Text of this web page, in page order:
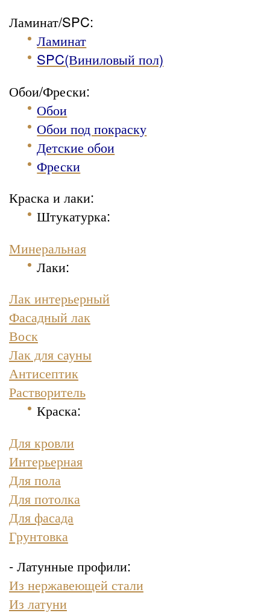
Ламинат/SPC:
Ламинат
SPC(Виниловый пол)
Обои/Фрески:
Обои
Обои под покраску
Детские обои
Фрески
Краска и лаки:
Штукатурка:
Минеральная
Лаки:
Лак интерьерный
Фасадный лак
Воск
Лак для сауны
Антисептик
Растворитель
Краска:
Для кровли
Интерьерная
Для пола
Для потолка
Для фасада
Грунтовка
- Латунные профили:
Из нержавеющей стали
Из латуни